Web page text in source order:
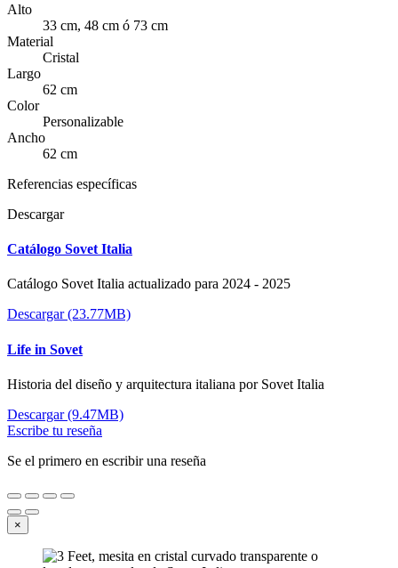
Alto
33 cm, 48 cm ó 73 cm
Material
Cristal
Largo
62 cm
Color
Personalizable
Ancho
62 cm
Referencias específicas
Descargar
Catálogo Sovet Italia
Catálogo Sovet Italia actualizado para 2024 - 2025
Descargar (23.77MB)
Life in Sovet
Historia del diseño y arquitectura italiana por Sovet Italia
Descargar (9.47MB)
Escribe tu reseña
Se el primero en escribir una reseña
×